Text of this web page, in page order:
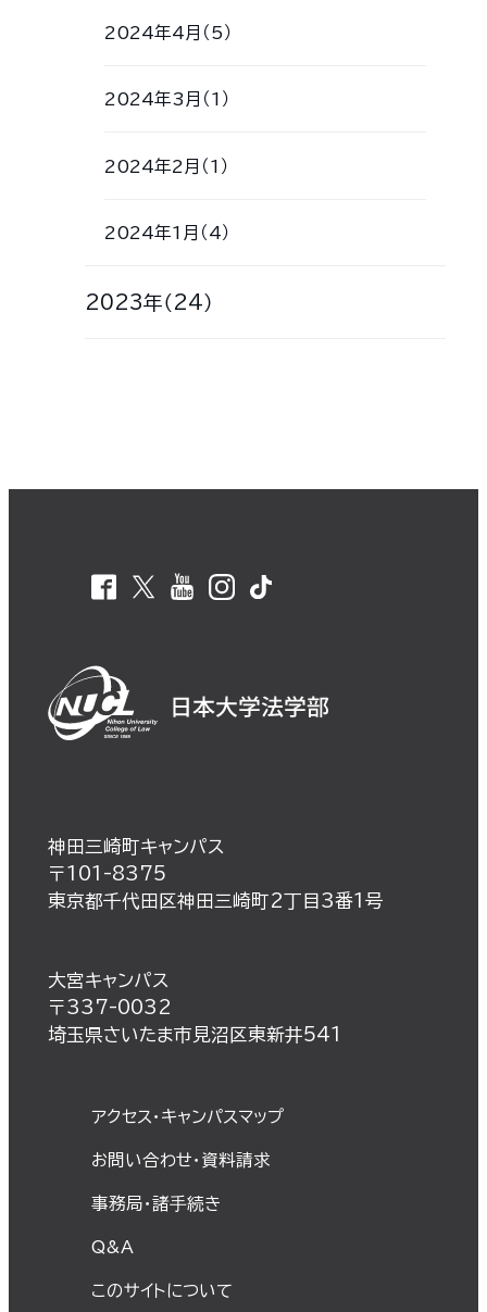
2024年4月（5）
2024年3月（1）
2024年2月（1）
2024年1月（4）
2023年（24）
神田三崎町キャンパス
〒101-8375
東京都千代田区神田三崎町2丁目3番1号
大宮キャンパス
〒337-0032
埼玉県さいたま市見沼区東新井541
アクセス・キャンパスマップ
お問い合わせ・資料請求
事務局・諸⼿続き
Q&A
このサイトについて